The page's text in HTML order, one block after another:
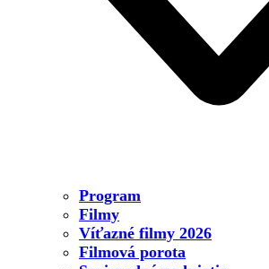
Program
Filmy
Víťazné filmy 2026
Filmová porota